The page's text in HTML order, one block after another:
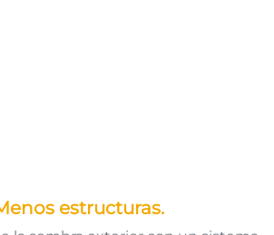
estructuras.